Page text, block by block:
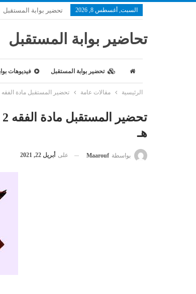
السبت, أغسطس 8, 2026 تحضير بوابة المستقبل
تحاضير بوابة المستقبل
تحضير بوابة المستقبل فيديوهات
الرئيسية مقالات عامة تحضير المستقبل مادة الفقه 2 مسار العلوم الأدبية الفصل الدراسي الاول 1443 هـ
هـ
بواسطة Maarouf على أبريل 22, 2021